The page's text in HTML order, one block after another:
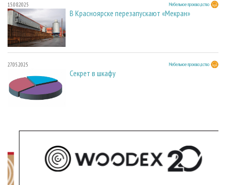
15.08.2025 Мебельное производство
В Красноярске перезапускают «Мекран»
27.05.2025 Мебельное производство
Секрет в шкафу